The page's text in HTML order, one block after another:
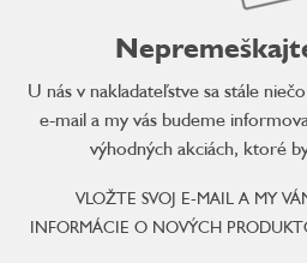
U nás v nakladateľstve sa stále
e-mail a my vás budeme
výhodných akciách, ktoré
VLOŽTE SVOJ E-MAIL A MY
INFORMÁCIE O NOVÝCH